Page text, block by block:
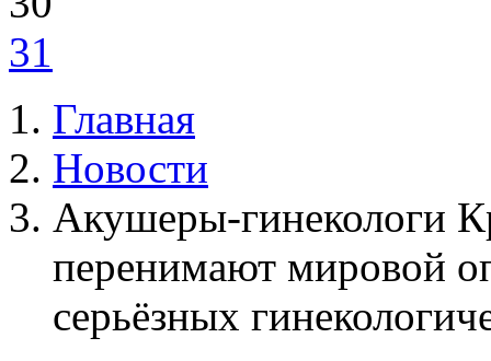
31
Главная
Новости
Акушеры-гинекологи
перенимают мировой
серьёзных